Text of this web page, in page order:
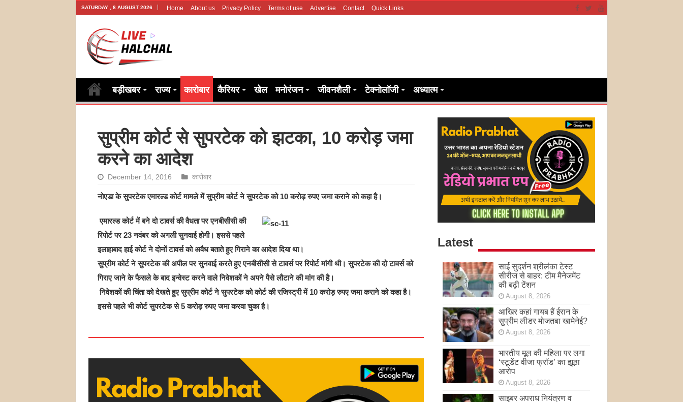
SATURDAY , 8 AUGUST 2026 Home About us Privacy Policy Terms of use Advertise Contact Quick Links
बड़ीखबर राज्य कारोबार कैरियर खेल मनोरंजन जीवनशैली टेक्नोलॉजी अध्यात्म
सुप्रीम कोर्ट से सुपरटेक को झटका, 10 करोड़ जमा
करने का आदेश
December 14, 2016 कारोबार
नोएडा के सुपरटेक एमारल्ड कोर्ट मामले में सुप्रीम कोर्ट ने सुपरटेक को 10 करोड़ रुपए जमा कराने को कहा है।
एमारल्ड कोर्ट में बने दो टावर्स की वैधता पर एनबीसीसी की
रिपोर्ट पर 23 नवंबर को अगली सुनवाई होगी। इससे पहले
इलाहाबाद हाई कोर्ट ने दोनों टावर्स को अवैध बताते हुए गिराने का आदेश दिया था।
सुप्रीम कोर्ट ने सुपरटेक की अपील पर सुनवाई करते हुए एनबीसीसी से टावर्स पर रिपोर्ट मांगी थी। सुपरटेक की दो टावर्स को
गिराए जाने के फैसले के बाद इन्वेस्ट करने वाले निवेशकों ने अपने पैसे लौटाने की मांग की है।
निवेशकों की चिंता को देखते हुए सुप्रीम कोर्ट ने सुपरटेक को कोर्ट की रजिस्ट्री में 10 करोड़ रुपए जमा कराने को कहा है।
इससे पहले भी कोर्ट सुपरटेक से 5 करोड़ रुपए जमा करवा चुका है।
Latest
साई सुदर्शन श्रीलंका टेस्ट
सीरीज से बाहर: टीम मैनेजमेंट
की बढ़ी टेंशन
August 8, 2026
आखिर कहां गायब हैं ईरान के
सुप्रीम लीडर मोजतबा खामेनेई?
August 8, 2026
भारतीय मूल की महिला पर लगा
‘स्टूडेंट वीजा फ्रॉड’ का झूठा
आरोप
August 8, 2026
साइबर अपराध नियंत्रण व